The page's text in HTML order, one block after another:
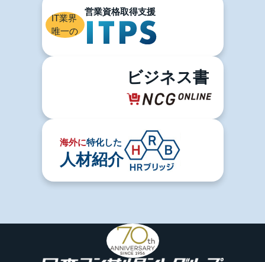
IT業界
唯一の
ビジネス書
海外に特化した
人材紹介